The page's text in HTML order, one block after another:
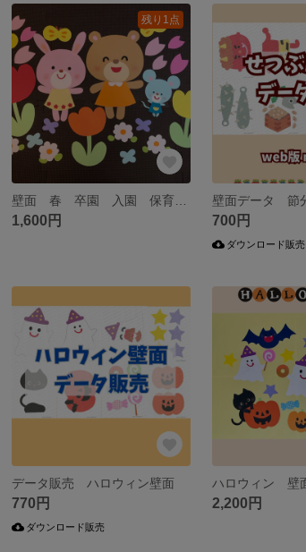
残り1点
1,600円 700円
ダウンロード販売
データ販売 ハロウィン壁面
770円
ダウンロード販売
2,200円